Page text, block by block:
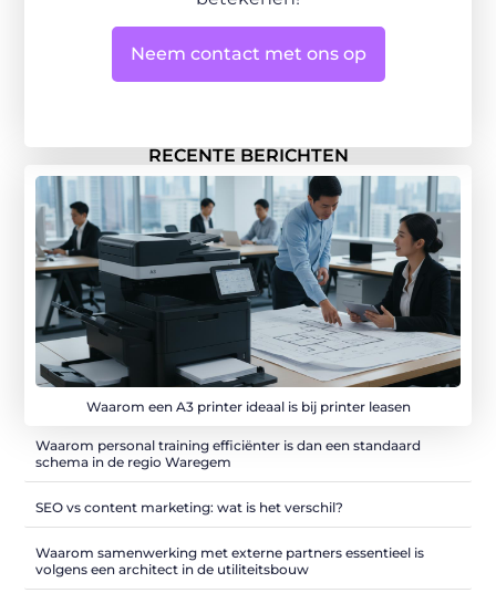
RECENTE BERICHTEN
Waarom een A3 printer ideaal is bij printer leasen
Waarom personal training efficiënter is dan een standaard
schema in de regio Waregem
SEO vs content marketing: wat is het verschil?
Waarom samenwerking met externe partners essentieel is
volgens een architect in de utiliteitsbouw
Neem contact met ons op